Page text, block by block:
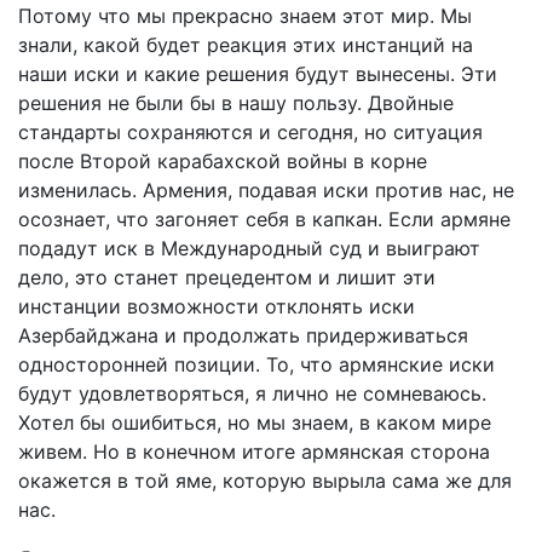
Потому что мы прекрасно знаем этот мир. Мы
знали, какой будет реакция этих инстанций на
наши иски и какие решения будут вынесены. Эти
решения не были бы в нашу пользу. Двойные
стандарты сохраняются и сегодня, но ситуация
после Второй карабахской войны в корне
изменилась. Армения, подавая иски против нас, не
осознает, что загоняет себя в капкан. Если армяне
подадут иск в Международный суд и выиграют
дело, это станет прецедентом и лишит эти
инстанции возможности отклонять иски
Азербайджана и продолжать придерживаться
односторонней позиции. То, что армянские иски
будут удовлетворяться, я лично не сомневаюсь.
Хотел бы ошибиться, но мы знаем, в каком мире
живем. Но в конечном итоге армянская сторона
окажется в той яме, которую вырыла сама же для
нас.